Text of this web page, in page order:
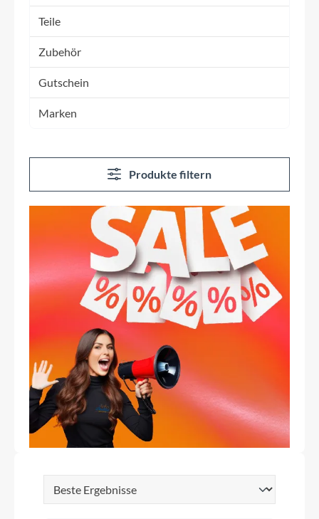
Teile
Zubehör
Gutschein
Marken
Produkte filtern